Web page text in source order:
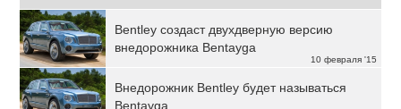
10 февраля '15
Bentley создаст двухдверную версию
внедорожника Bentayga
Внедорожник Bentley будет называться
Bentayga